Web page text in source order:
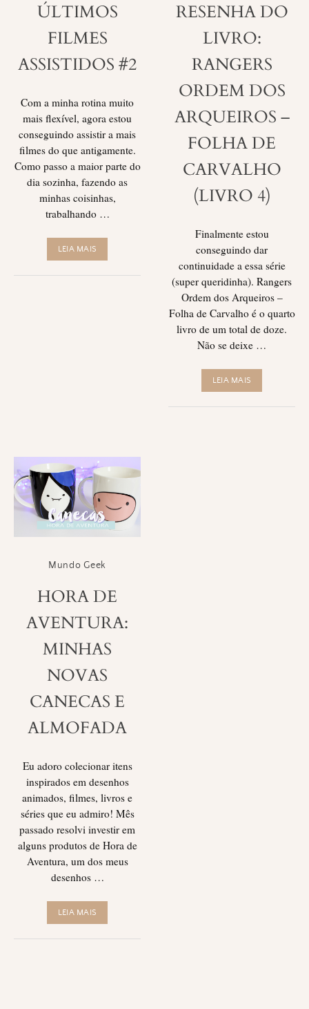
ÚLTIMOS
FILMES
ASSISTIDOS #2
Com a minha rotina muito
mais flexível, agora estou
conseguindo assistir a mais
filmes do que antigamente.
Como passo a maior parte do
dia sozinha, fazendo as
minhas coisinhas,
trabalhando …
LEIA MAIS
RESENHA DO
LIVRO:
RANGERS
ORDEM DOS
ARQUEIROS –
FOLHA DE
CARVALHO
(LIVRO 4)
Finalmente estou
conseguindo dar
continuidade a essa série
(super queridinha). Rangers
Ordem dos Arqueiros –
Folha de Carvalho é o quarto
livro de um total de doze.
Não se deixe …
LEIA MAIS
Mundo Geek
HORA DE
AVENTURA:
MINHAS
NOVAS
CANECAS E
ALMOFADA
Eu adoro colecionar itens
inspirados em desenhos
animados, filmes, livros e
séries que eu admiro! Mês
passado resolvi investir em
alguns produtos de Hora de
Aventura, um dos meus
desenhos …
LEIA MAIS